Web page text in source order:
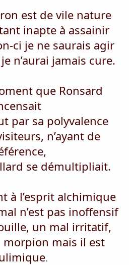
est de vile nature
inapte à assainir
ci je ne saurais agir
n’aurai jamais cure.
que Ronsard
par sa polyvalence
n’ayant de
se démultipliait.
à l’esprit alchimique
n’est pas inoffensif
un mal irritatif,
morpion mais il est
.​